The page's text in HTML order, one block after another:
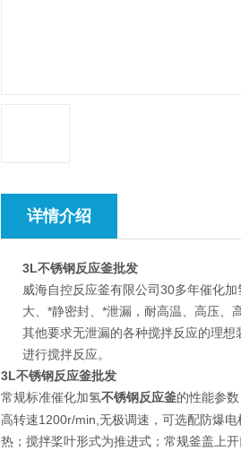
详情介绍
3L不锈钢反应釜批发
威海自控反应釜有限公司30多年催化加
大、*静密封、*泄漏，耐高温、高压、
其他要求无泄漏的各种搅拌反应的理
进行搅拌反应。
3L不锈钢反应釜批发
常规标准催化加氢不锈钢反应釜的性能参
高转速1200r/min,无极调速，可选配防爆
热；搅拌桨叶形式为推进式；常规釜盖上